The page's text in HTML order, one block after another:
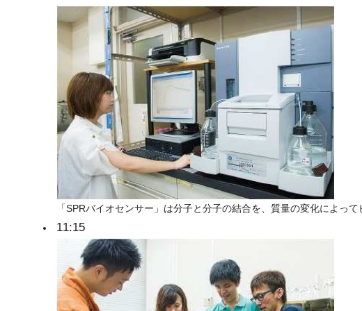
「SPRバイオセンサー」は分子と分子の結合を、質量の変化によっ
11:15